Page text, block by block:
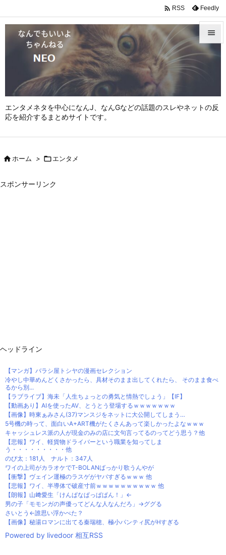
エンタメネタを中心になんJ、なんGなどの話題のスレやネットの反
応を紹介するまとめサイトです。



 RSS Feedly
ホーム > エンタメ
スポンサーリンク
ヘッドライン
【マンガ】バラシ屋トシヤの漫画セレクション
冷やし中華めんどくさかったら、具材そのまま出してくれたら、 そのまま食べ
るから別...
【ラブライブ】海未「人生ちょっとの勇気と情熱でしょう」【IF】
【動画あり】AIを使ったAV、とうとう登場するｗｗｗｗｗｗｗ
【画像】時東ぁみさん(37)マンスジをネットに大公開してしまう…
5号機の時って、面白いA+ART機がたくさんあって楽しかったよなｗｗｗ
キャッシュレス派の人が現金のみの店に文句言ってるのってどう思う？他
【悲報】ワイ、軽貨物ドライバーという職業を知ってしま
う・・・・・・・・・他
のび太：181人 ナルト：347人
ワイの上司がカラオケでT-BOLANばっかり歌うんやが
【衝撃】ヴェイン運極のラスゲがヤバすぎるｗｗｗ 他
【悲報】ワイ、半導体で破産寸前ｗｗｗｗｗｗｗｗｗｗ 他
【朗報】山﨑愛生「けんぱなぱっぱぱん！」←
男の子「モモンガの声優ってどんな人なんだろ」→ググる
さいとう←誰思い浮かべた？
【画像】秘湯ロマンに出てる秦瑞穂、極小パンティ尻がHすぎる
Powered by livedoor 相互RSS